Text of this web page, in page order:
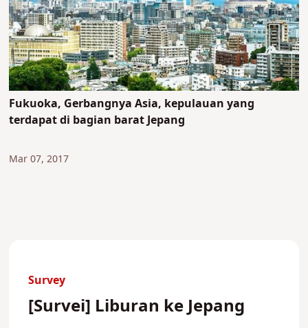
Fukuoka, Gerbangnya Asia, kepulauan yang
terdapat di bagian barat Jepang
Mar 07, 2017
Survey
[Survei] Liburan ke Jepang